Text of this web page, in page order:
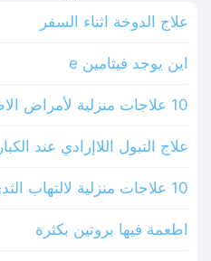
علاج الدوخة اثناء السفر
اين يوجد فيتامين e
10 علاجات منزلية لأمراض الاطفال
علاج التبول اللاإرادي عند الكبار
10 علاجات منزلية لالتهاب الثدي
اطعمة فيها بروتين بكثرة